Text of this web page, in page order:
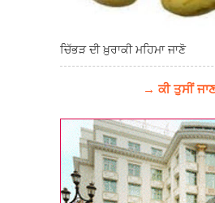
ਚਿੱਭੜ ਦੀ ਖ਼ੁਰਾਕੀ ਮਹਿਮਾ ਜਾਣੋ
→ ਕੀ ਤੁਸੀਂ